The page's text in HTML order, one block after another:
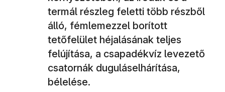
termál részleg feletti több részből
álló, fémlemezzel borított
tetőfelület héjalásának teljes
felújítása, a csapadékvíz levezető
csatornák duguláselhárítása,
bélelése.